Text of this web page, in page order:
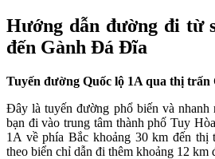
Hướng dẫn đường đi từ
đến Gành Đá Đĩa
Tuyến đường Quốc lộ 1A qua thị trấn
Đây là tuyến đường phổ biến và nhanh
bạn đi vào trung tâm thành phố Tuy
1A về phía Bắc khoảng 30 km đến thị
theo biển chỉ dẫn đi thêm khoảng 12